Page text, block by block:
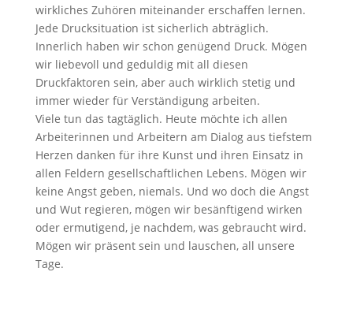
wirkliches Zuhören miteinander erschaffen lernen.
Jede Drucksituation ist sicherlich abträglich.
Innerlich haben wir schon genügend Druck. Mögen
wir liebevoll und geduldig mit all diesen
Druckfaktoren sein, aber auch wirklich stetig und
immer wieder für Verständigung arbeiten.
Viele tun das tagtäglich. Heute möchte ich allen
Arbeiterinnen und Arbeitern am Dialog aus tiefstem
Herzen danken für ihre Kunst und ihren Einsatz in
allen Feldern gesellschaftlichen Lebens. Mögen wir
keine Angst geben, niemals. Und wo doch die Angst
und Wut regieren, mögen wir besänftigend wirken
oder ermutigend, je nachdem, was gebraucht wird.
Mögen wir präsent sein und lauschen, all unsere
Tage.